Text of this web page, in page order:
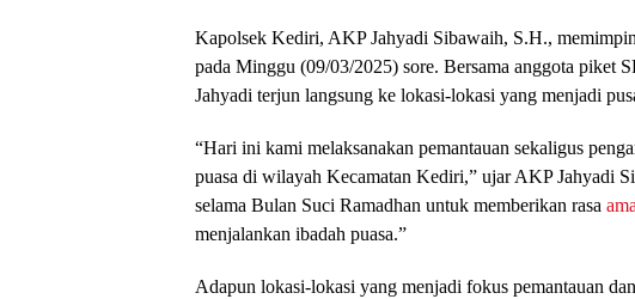
Kapolsek Kediri, AKP Jahyadi Sibawaih, S.H.,
pada Minggu (09/03/2025) sore. Bersama anggota piket
Jahyadi terjun langsung ke lokasi-lokasi yang menjadi
“Hari ini kami melaksanakan pemantauan sekaligus
puasa di wilayah Kecamatan Kediri,” ujar AKP Jahyadi
selama Bulan Suci Ramadhan untuk memberikan rasa
menjalankan ibadah puasa.”
Adapun lokasi-lokasi yang menjadi fokus pemantauan